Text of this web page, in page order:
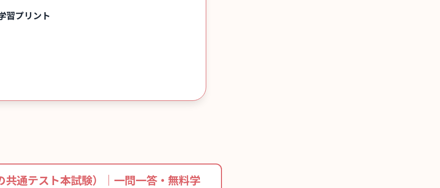
習プリント
通テスト本試験）｜一問一答・無料学